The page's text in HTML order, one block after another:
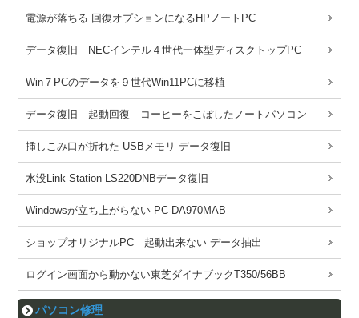
電源が落ちる 回復オプションになるHPノートPC
データ復旧｜NECインテル４世代一体型ディスクトップPC
Win７PCのデータを９世代Win11PCに移植
データ復旧 起動回復｜コーヒーをこぼしたノートパソコン
挿しこみ口が折れた USBメモリ データ復旧
水没Link Station LS220DNBデータ復旧
Windowsが立ち上がらない PC-DA970MAB
ショップオリジナルPC 起動出来ない データ抽出
ログイン画面から動かない東芝ダイナブックT350/56BB
パソコン修理